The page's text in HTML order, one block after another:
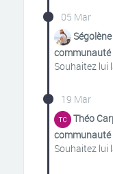
05 Mar
communauté
Souhaitez lui
19 Mar
Théo
communauté
Souhaitez lui